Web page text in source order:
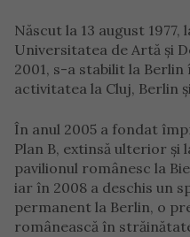
Născut la 13 august
Universitatea de Artă şi
2001, s-a stabilit la Berlin
activitatea la Cluj, Berlin
În anul 2005 a fondat
Plan B, extinsă ulterior și
pavilionul românesc la
iar în 2008 a deschis un
permanent la Berlin, o
românească în